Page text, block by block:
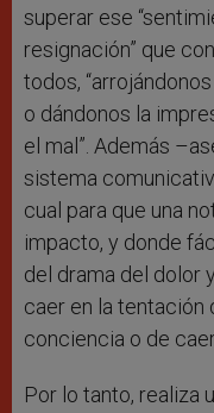
superar ese
resignación” que
todos,
o dándonos la
el mal”. Además
sistema
cual para que una
impacto, y donde
del drama del dolor
caer en la tentación
conciencia o de
Por lo tanto, realiza